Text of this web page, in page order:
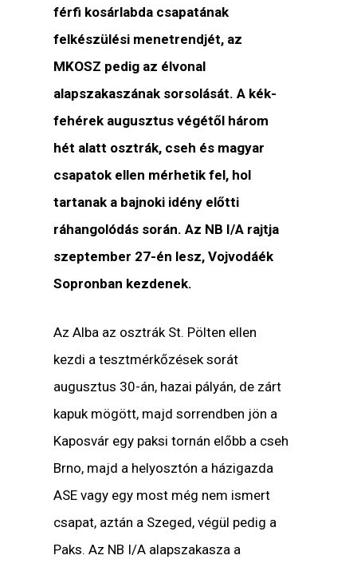
férfi kosárlabda csapatának
felkészülési menetrendjét, az
MKOSZ pedig az élvonal
alapszakaszának sorsolását. A kék-
fehérek augusztus végétől három
hét alatt osztrák, cseh és magyar
csapatok ellen mérhetik fel, hol
tartanak a bajnoki idény előtti
ráhangolódás során. Az NB I/A rajtja
szeptember 27-én lesz, Vojvodáék
Sopronban kezdenek.
Az Alba az osztrák St. Pölten ellen
kezdi a tesztmérkőzések sorát
augusztus 30-án, hazai pályán, de zárt
kapuk mögött, majd sorrendben jön a
Kaposvár egy paksi tornán előbb a cseh
Brno, majd a helyosztón a házigazda
ASE vagy egy most még nem ismert
csapat, aztán a Szeged, végül pedig a
Paks. Az NB I/A alapszakasza a